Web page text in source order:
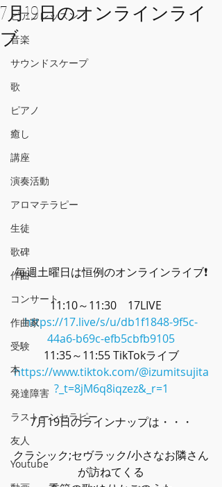
ピアノレッスン
音楽
サウンドスケープ
歌
ピアノ
癒し
講座
演奏活動
アロマテラピー
生徒
歌碑
作曲
コンサート
作曲家
受験
本
発達障害
ラストーンセラピー
友人
Youtube
7月19日のオンラインライ
ブ
毎週土曜日は恒例のオンラインライブ❗
11:10～11:30　17LIVE
https://17.live/s/u/db1f1848-9f5c-
44a6-b69c-efb5cbfb9105
11:35～11:55 TikTokライブ
https://www.tiktok.com/@izumitsujita
?_t=8jM6q8iqzez&_r=1
7月19日のラインナップは・・・
クラシック;セヴラック/小さなお隣さん
が訪ねてくる